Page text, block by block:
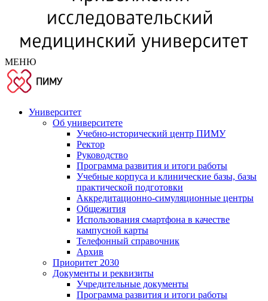
МЕНЮ
Университет
Об университете
Учебно-исторический центр ПИМУ
Ректор
Руководство
Программа развития и итоги работы
Учебные корпуса и клинические базы, базы
практической подготовки
Аккредитационно-симуляционные центры
Общежития
Использования смартфона в качестве
кампусной карты
Телефонный справочник
Архив
Приоритет 2030
Документы и реквизиты
Учредительные документы
Программа развития и итоги работы